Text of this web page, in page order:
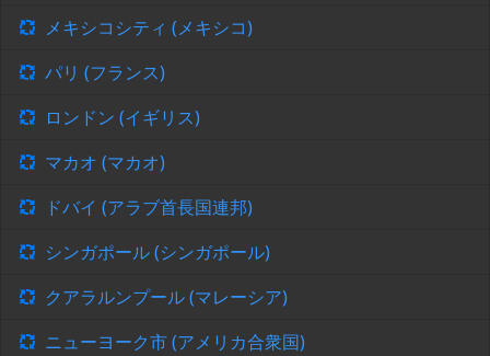
メキシコシティ (メキシコ)
パリ (フランス)
ロンドン (イギリス)
マカオ (マカオ)
ドバイ (アラブ首長国連邦)
シンガポール (シンガポール)
クアラルンプール (マレーシア)
ニューヨーク市 (アメリカ合衆国)